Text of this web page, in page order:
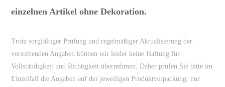
einzelnen Artikel ohne Dekoration.
Trotz sorgfältiger Prüfung und regelmäßiger Aktualisierung der
vorstehenden Angaben können wir leider keine Haftung für
Vollständigkeit und Richtigkeit übernehmen. Daher prüfen Sie bitte im
Einzelfall die Angaben auf der jeweiligen Produktverpackung, nur